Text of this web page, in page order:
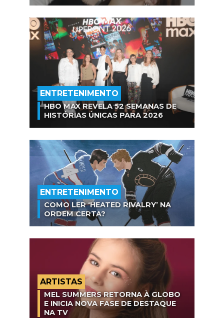
ENTRETENIMENTO
HBO MAX REVELA 52 SEMANAS DE
HISTÓRIAS ÚNICAS PARA 2026
ENTRETENIMENTO
COMO LER ‘HEATED RIVALRY’ NA
ORDEM CERTA?
ARTISTAS
MEL SUMMERS RETORNA À GLOBO
E INICIA NOVA FASE DE DESTAQUE
NA TV